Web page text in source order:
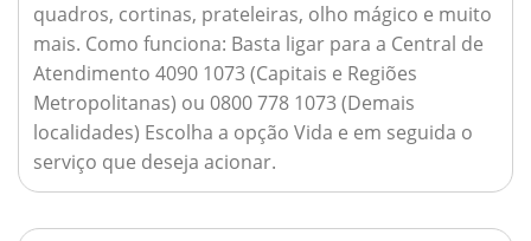
quadros, cortinas, prateleiras, olho mágico e muito
mais. Como funciona: Basta ligar para a Central de
Atendimento 4090 1073 (Capitais e Regiões
Metropolitanas) ou 0800 778 1073 (Demais
localidades) Escolha a opção Vida e em seguida o
serviço que deseja acionar.